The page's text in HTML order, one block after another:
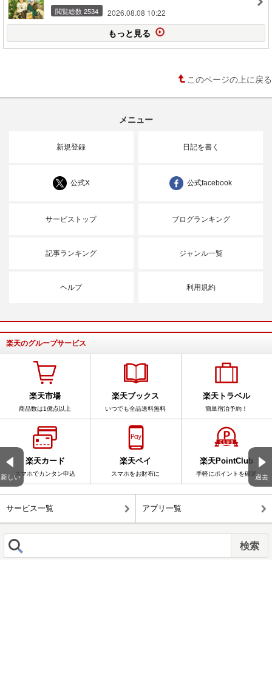
新しい 過去
閲覧総数 2534 2026.08.08 10:22
もっと見る
このページの上に戻る
メニュー
新規登録 日記を書く
公式X 公式facebook
サービストップ ブログランキング
記事ランキング ジャンル一覧
ヘルプ 利用規約
楽天のグループサービス
楽天市場
商品数は1億点以上
楽天ブックス
いつでも全品送料無料
楽天トラベル
簡単宿泊予約！
楽天カード
スマホでカンタン申込
楽天ペイ
スマホをお財布に
楽天PointClub
手軽にポイントを確認
サービス一覧 アプリ一覧